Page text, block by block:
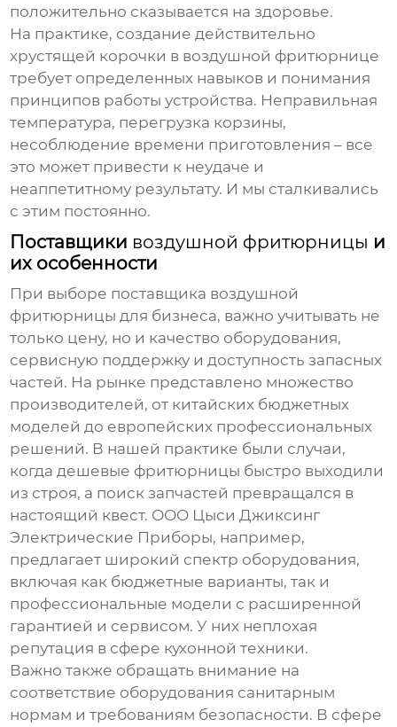
положительно сказывается на здоровье.
На практике, создание действительно
хрустящей корочки в воздушной фритюрнице
требует определенных навыков и понимания
принципов работы устройства. Неправильная
температура, перегрузка корзины,
несоблюдение времени приготовления – все
это может привести к неудаче и
неаппетитному результату. И мы сталкивались
с этим постоянно.
Поставщики воздушной фритюрницы и
их особенности
При выборе поставщика воздушной
фритюрницы для бизнеса, важно учитывать не
только цену, но и качество оборудования,
сервисную поддержку и доступность запасных
частей. На рынке представлено множество
производителей, от китайских бюджетных
моделей до европейских профессиональных
решений. В нашей практике были случаи,
когда дешевые фритюрницы быстро выходили
из строя, а поиск запчастей превращался в
настоящий квест. ООО Цыси Джиксинг
Электрические Приборы, например,
предлагает широкий спектр оборудования,
включая как бюджетные варианты, так и
профессиональные модели с расширенной
гарантией и сервисом. У них неплохая
репутация в сфере кухонной техники.
Важно также обращать внимание на
соответствие оборудования санитарным
нормам и требованиям безопасности. В сфере